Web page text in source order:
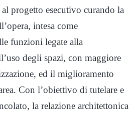
progetto esecutivo curando la
intesa come
funzioni legate alla
degli spazi, con maggiore
ed il miglioramento
Con l’obiettivo di tutelare e
la relazione architettonica